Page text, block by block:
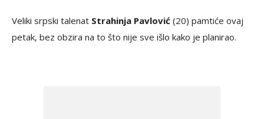
Veliki srpski talenat Strahinja Pavlović (20) pamtiće ovaj
petak, bez obzira na to što nije sve išlo kako je planirao.